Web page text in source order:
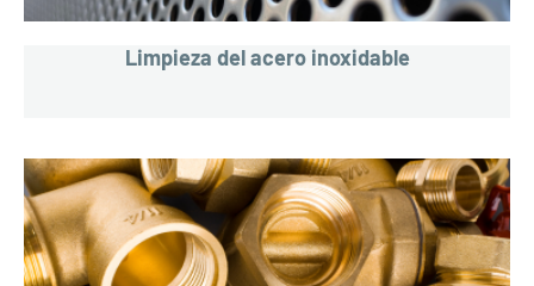
Limpieza del acero inoxidable